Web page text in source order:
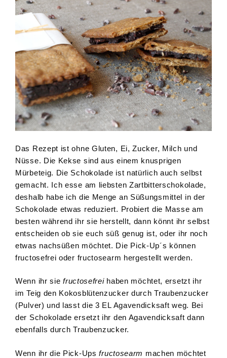
Das Rezept ist ohne Gluten, Ei, Zucker, Milch und
Nüsse. Die Kekse sind aus einem knusprigen
Mürbeteig. Die Schokolade ist natürlich auch selbst
gemacht. Ich esse am liebsten Zartbitterschokolade,
deshalb habe ich die Menge an Süßungsmittel in der
Schokolade etwas reduziert. Probiert die Masse am
besten während ihr sie herstellt, dann könnt ihr selbst
entscheiden ob sie euch süß genug ist, oder ihr noch
etwas nachsüßen möchtet. Die Pick-Up´s können
fructosefrei oder fructosearm hergestellt werden.
Wenn ihr sie fructosefreihaben möchtet, ersetzt ihr
im Teig den Kokosblütenzucker durch Traubenzucker
(Pulver) und lasst die 3 EL Agavendicksaft weg. Bei
der Schokolade ersetzt ihr den Agavendicksaft dann
ebenfalls durch Traubenzucker.
Wenn ihr die Pick-Upsfructosearm machen möchtet